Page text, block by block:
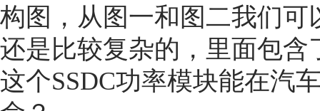
构图，从图一和图二我们
还是比较复杂的，里面包
这个SSDC功率模块能在汽